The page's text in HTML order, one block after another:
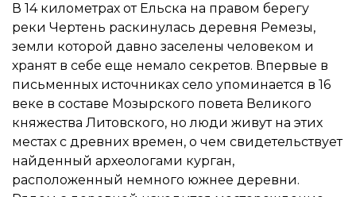
В 14 километрах от Ельска на правом берегу
реки Чертень раскинулась деревня Ремезы,
земли которой давно заселены человеком и
хранят в себе еще немало секретов. Впервые в
письменных источниках село упоминается в 16
веке в составе Мозырского повета Великого
княжества Литовского, но люди живут на этих
местах с древних времен, о чем свидетельствует
найденный археологами курган,
расположенный немного южнее деревни.